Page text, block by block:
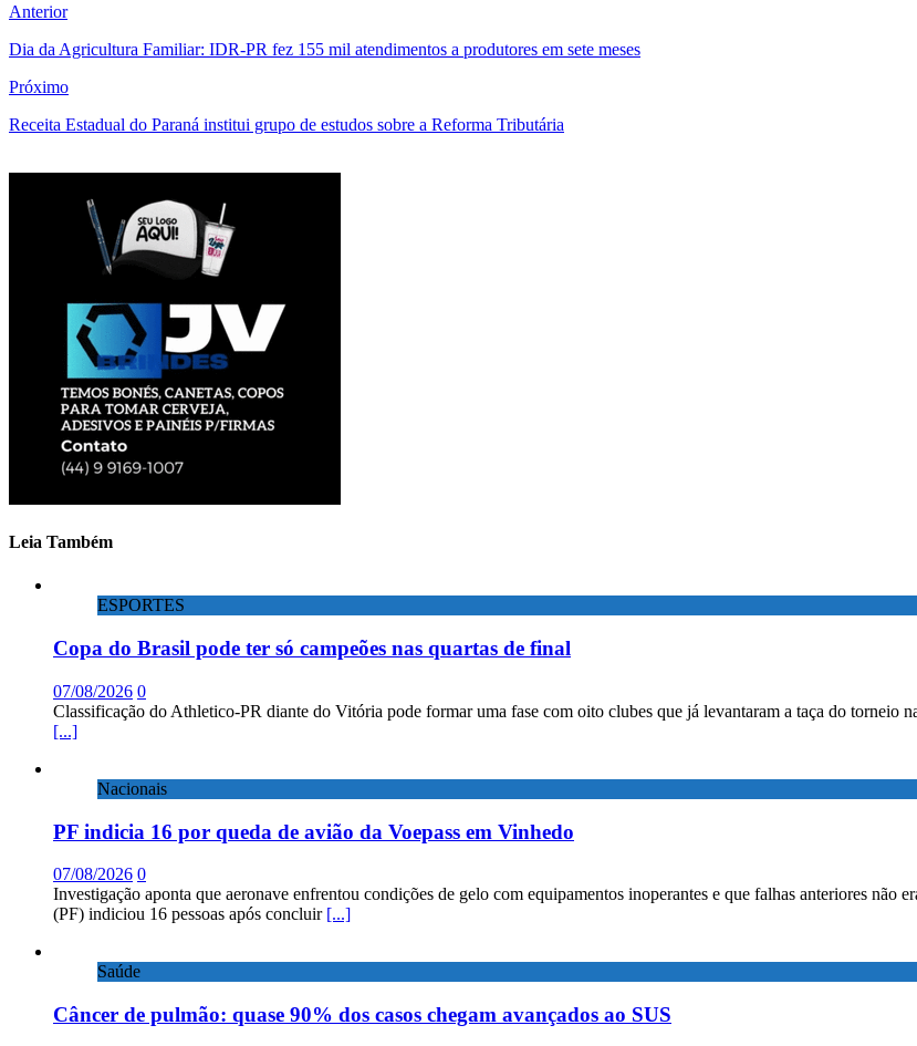
Anterior
Dia da Agricultura Familiar: IDR-PR fez 155 mil atendimentos a produtores em sete meses
Próximo
Receita Estadual do Paraná institui grupo de estudos sobre a Reforma Tributária
Leia Também
ESPORTES
Copa do Brasil pode ter só campeões nas quartas de final
07/08/2026 0
Classificação do Athletico-PR diante do Vitória pode formar uma fase com oito clubes que já levantaram a taça do torneio
[...]
Nacionais
PF indicia 16 por queda de avião da Voepass em Vinhedo
07/08/2026 0
Investigação aponta que aeronave enfrentou condições de gelo com equipamentos inoperantes e que falhas anteriores não
(PF) indiciou 16 pessoas após concluir [...]
Saúde
Câncer de pulmão: quase 90% dos casos chegam avançados ao SUS